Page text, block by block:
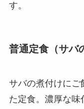
す。
普通定食（サバ
サバの煮付けにご
た定食。濃厚な